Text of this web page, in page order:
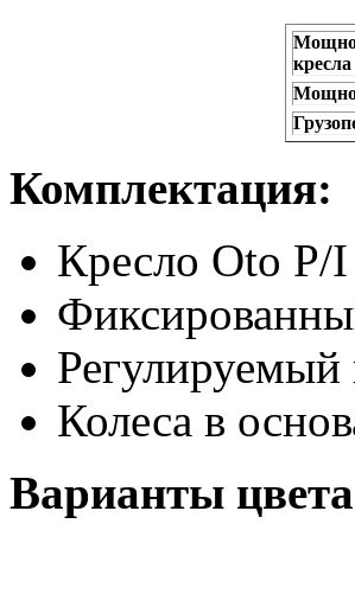
кресла
Комплектация:
Кресло Oto P/I
Регулируемый
Колеса в
Варианты